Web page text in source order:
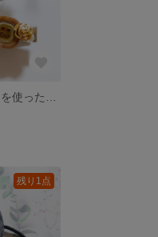
残り1点